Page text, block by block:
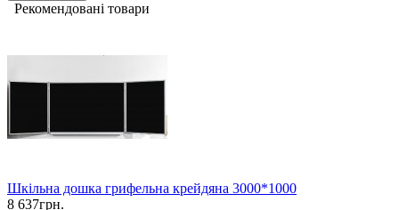
Рекомендовані товари
Шкільна дошка грифельна крейдяна 3000*1000
8 637грн.